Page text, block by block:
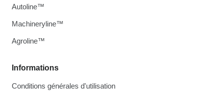
Informations
Conditions générales d'utilisation
Autoline™
Machineryline™
Agroline™